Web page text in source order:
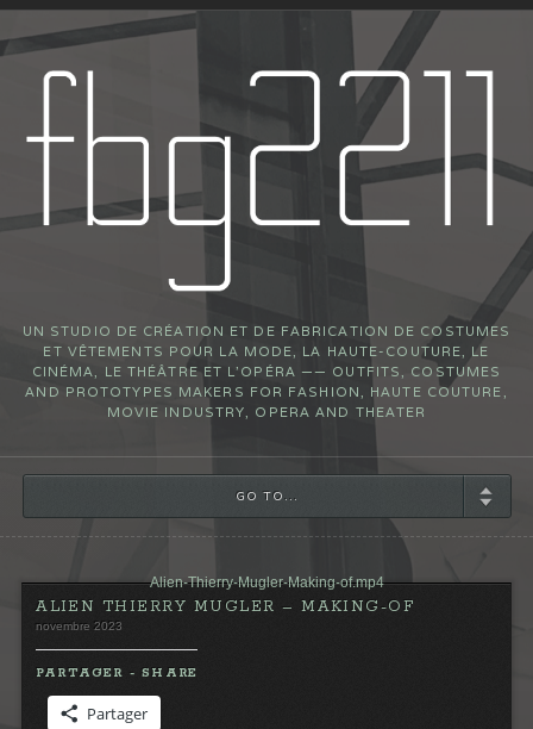
UN STUDIO DE CRÉATION ET DE FABRICATION DE COSTUMES
ET VÊTEMENTS POUR LA MODE, LA HAUTE-COUTURE, LE
CINÉMA, LE THÉÂTRE ET L’OPÉRA —— OUTFITS, COSTUMES
AND PROTOTYPES MAKERS FOR FASHION, HAUTE COUTURE,
MOVIE INDUSTRY, OPERA AND THEATER
GO TO...
Alien-Thierry-Mugler-Making-of.mp4
ALIEN THIERRY MUGLER – MAKING-OF
novembre 2023
PARTAGER - SHARE
Partager